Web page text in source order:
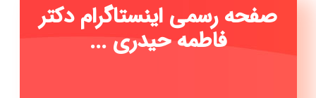
صفحه رسمی اینستاگرام دکتر
فاطمه حیدری ...